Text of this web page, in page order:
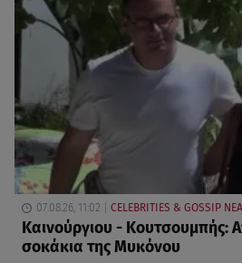
07.08.26, 11:02 CELEBRITIES & GOSSIP ΝΕΑ
Καινούργιου - Κουτσουμπής:
σοκάκια της Μυκόνου